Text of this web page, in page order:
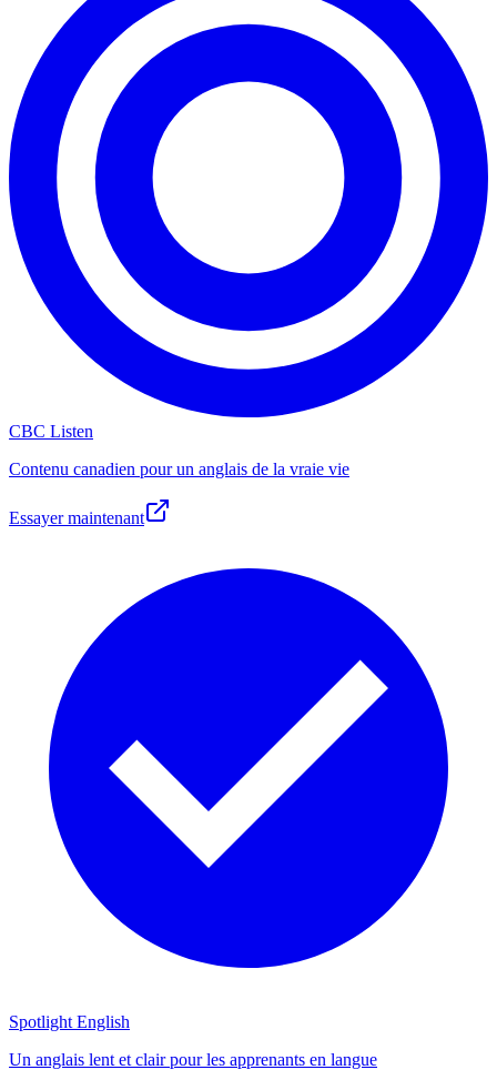
CBC Listen
Contenu canadien pour un anglais de la vraie vie
Essayer maintenant
Spotlight English
Un anglais lent et clair pour les apprenants en langue